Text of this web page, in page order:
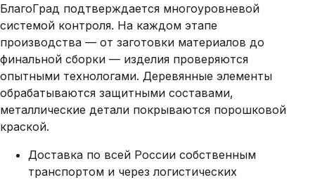
БлагоГрад подтверждается многоуровневой
системой контроля. На каждом этапе
производства — от заготовки материалов до
финальной сборки — изделия проверяются
опытными технологами. Деревянные элементы
обрабатываются защитными составами,
металлические детали покрываются порошковой
краской.
Доставка по всей России собственным
транспортом и через логистических